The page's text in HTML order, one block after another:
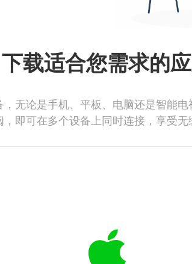
下载适合您需求的
无论是手机、平板、电脑还是智能电
即可在多个设备上同时连接，享受无